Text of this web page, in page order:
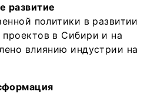
развитие
политики в развитии
в Сибири и на
влиянию индустрии на